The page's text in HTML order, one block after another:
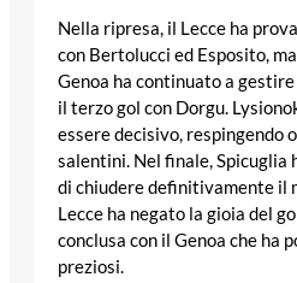
Nella ripresa, il Lecce ha
con Bertolucci ed Esposito,
Genoa ha continuato a
il terzo gol con Dorgu.
essere decisivo, respingendo
salentini. Nel finale, Spicuglia
di chiudere definitivamente il
Lecce ha negato la gioia del
conclusa con il Genoa che ha
preziosi.